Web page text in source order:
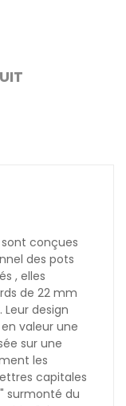
conçues
des pots
, elles
de 22 mm
design
valeur une
sur une
les
capitales
surmonté du